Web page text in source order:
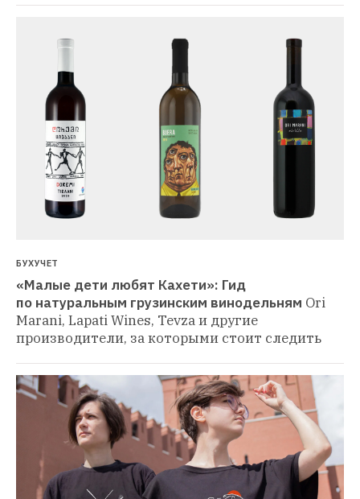
БУХУЧЕТ
«Малые дети любят Кахети»: Гид
по натуральным грузинским винодельням Ori
Marani, Lapati Wines, Tevza и другие
производители, за которыми стоит следить